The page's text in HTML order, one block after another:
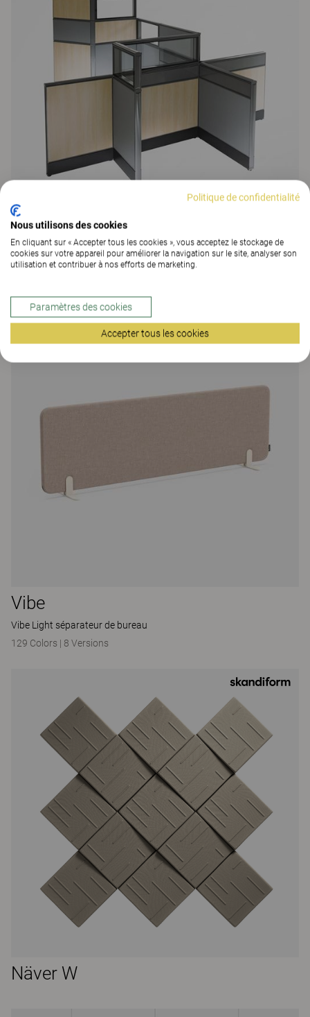
Zonit 80
Vibe
Vibe Light séparateur de bureau
129 Colors | 8 Versions
Näver W
Politique de confidentialité
Nous utilisons des cookies
En cliquant sur « Accepter tous les cookies », vous acceptez le stockage de
cookies sur votre appareil pour améliorer la navigation sur le site, analyser son
utilisation et contribuer à nos efforts de marketing.
Paramètres des cookies
Accepter tous les cookies